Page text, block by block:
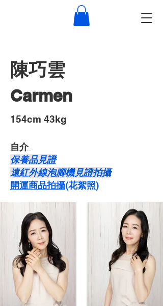
陳巧雲
Carmen
​154cm 43kg
自介 ​
保養品見證
遠紅外線泡腳機見證拍攝
開運商品拍攝​(花絮照)